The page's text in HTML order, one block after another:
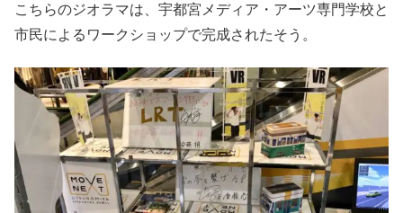
こちらのジオラマは、宇都宮メディア・アーツ専門学校と
市民によるワークショップで完成されたそう。